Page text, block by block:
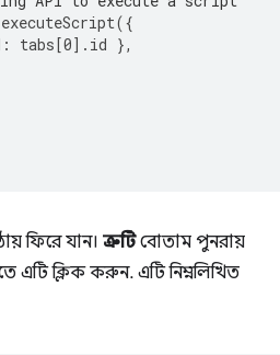
executeScript({
: tabs[0]. id },
ফিরে যান। ত্রুটিবোতাম পুনরায়
এটি ক্লিক করুন. এটি নিম্নলিখিত